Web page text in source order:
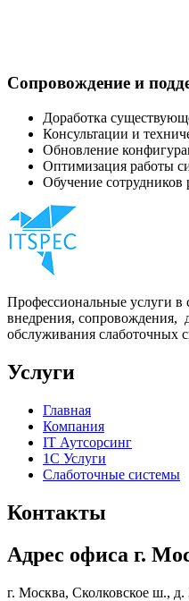
Сопровождение и
Доработка
Консультации и
Обновление
Оптимизация работы
Обучение сотрудников
Профессиональные услуги в
внедрения, сопровождения,
обслуживания слаботочных
Услуги
Главная
Компания
IT Аутсорсинг
1С Услуги
Слаботочные системы
Контакты
Адрес офиса г.
г. Москва, Сколковское ш., д.